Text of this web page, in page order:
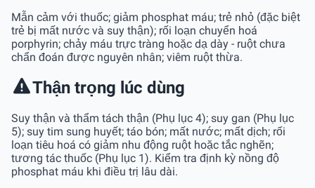
Mẫn cảm với thuốc; giảm phosphat máu; trẻ nhỏ (đặc biệt
trẻ bị mất nước và suy thận); rối loạn chuyển hoá
porphyrin; chảy máu trực tràng hoặc dạ dày - ruột chưa
chẩn đoán được nguyên nhân; viêm ruột thừa.
Thận trọng lúc dùng
Suy thận và thẩm tách thận (Phụ lục 4); suy gan (Phụ lục
5); suy tim sung huyết; táo bón; mất nước; mất dịch; rối
loạn tiêu hoá có giảm nhu động ruột hoặc tắc nghẽn;
tương tác thuốc (Phụ lục 1). Kiểm tra định kỳ nồng độ
phosphat máu khi điều trị lâu dài.